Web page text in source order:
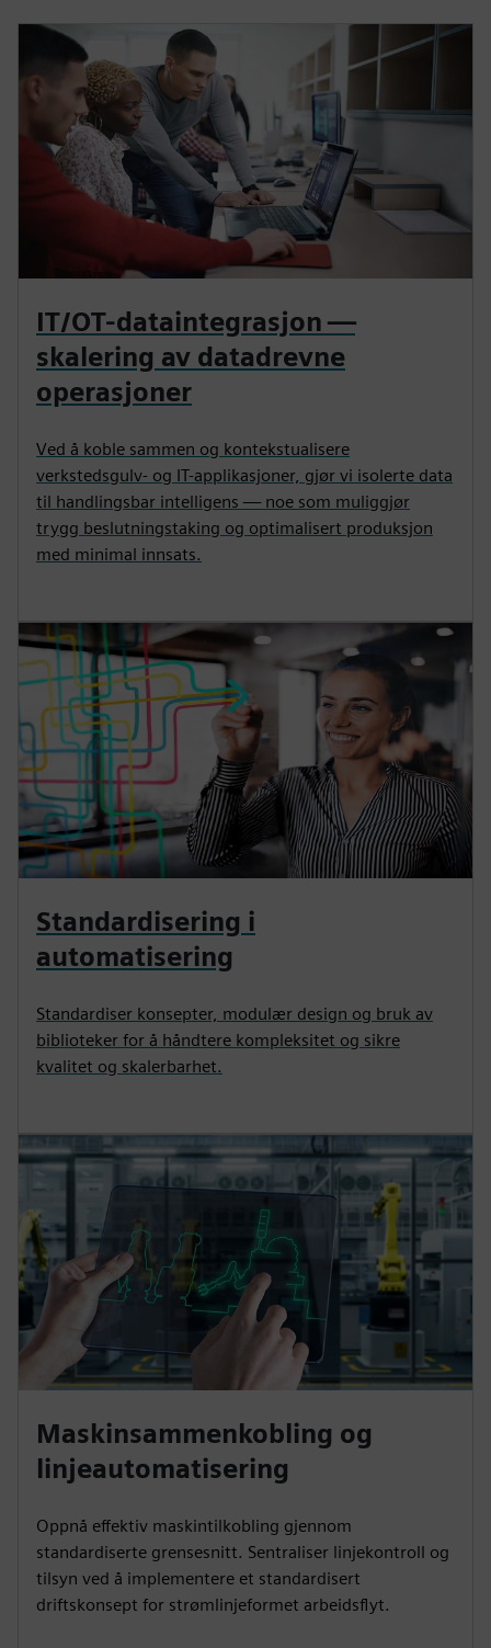
IT/OT-dataintegrasjon —
skalering av datadrevne
operasjoner
Ved å koble sammen og kontekstualisere
verkstedsgulv- og IT-applikasjoner, gjør vi isolerte data
til handlingsbar intelligens — noe som muliggjør
trygg beslutningstaking og optimalisert produksjon
med minimal innsats.
Standardisering i
automatisering
Standardiser konsepter, modulær design og bruk av
biblioteker for å håndtere kompleksitet og sikre
kvalitet og skalerbarhet.
Maskinsammenkobling og
linjeautomatisering
Oppnå effektiv maskintilkobling gjennom
standardiserte grensesnitt. Sentraliser linjekontroll og
tilsyn ved å implementere et standardisert
driftskonsept for strømlinjeformet arbeidsflyt.